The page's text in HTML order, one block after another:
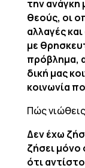
την ανάγκη
θεούς, οι
αλλαγές
με
πρόβλημα,
δική μας
κοινωνία
Πώς
Δεν έχω
ζήσει
ότι